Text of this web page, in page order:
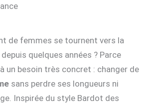
de femmes se tournent vers la
depuis quelques années ? Parce
à un besoin très concret : changer de
sans perdre ses longueurs ni
Inspirée du style Bardot des